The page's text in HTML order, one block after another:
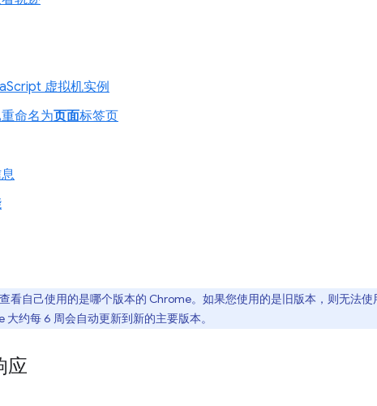
虚拟机实例
命名为页面标签页
看自己使用的是哪个版本的 Chrome。如果您使用的是旧版本，则无法
约每 6 周会自动更新到新的主要版本。
应